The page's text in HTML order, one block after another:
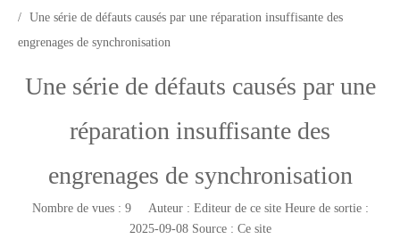
/ Une série de défauts causés par une réparation insuffisante des
engrenages de synchronisation
Une série de défauts causés par une
réparation insuffisante des
engrenages de synchronisation
Nombre de vues : 9Auteur : Editeur de ce site Heure de sortie :
2025-09-08 Source : Ce site